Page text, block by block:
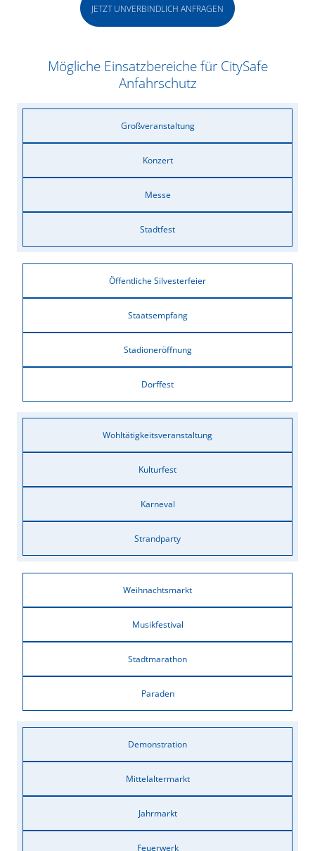
JETZT UNVERBINDLICH ANFRAGEN
Mögliche Einsatzbereiche für CitySafe
Anfahrschutz
Großveranstaltung
Konzert
Messe
Stadtfest
Öffentliche Silvesterfeier
Staatsempfang
Stadioneröffnung
Dorffest
Wohltätigkeitsveranstaltung
Kulturfest
Karneval
Strandparty
Weihnachtsmarkt
Musikfestival
Stadtmarathon
Paraden
Demonstration
Mittelaltermarkt
Jahrmarkt
Feuerwerk